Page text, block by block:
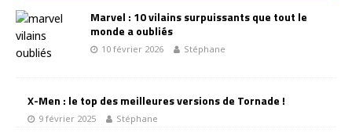
Marvel : 10 vilains surpuissants que tout le
monde a oubliés
10 février 2026 Stéphane
X-Men : le top des meilleures versions de Tornade !
9 février 2025 Stéphane